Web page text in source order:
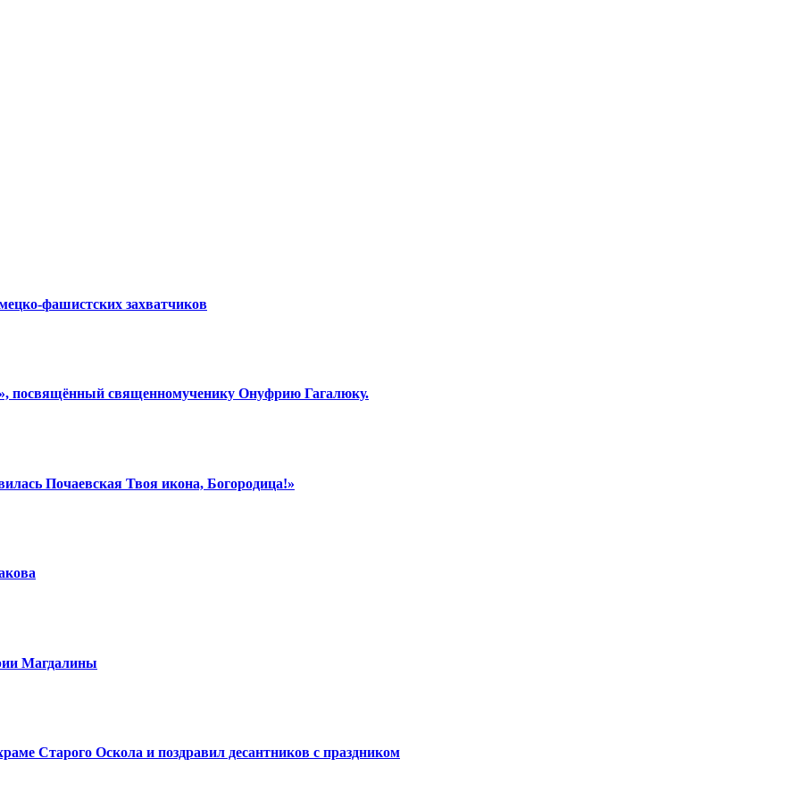
фашистских захватчиков
посвящённый священномученику Онуфрию Гагалюку.
Почаевская Твоя икона, Богородица!»
Магдалины
Старого Оскола и поздравил десантников с праздником